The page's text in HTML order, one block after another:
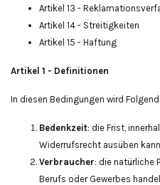
Artikel 13 -
Artikel 14 - Streitigkeiten
Artikel 15 - Haftung
Artikel 1 - Definitionen
In diesen Bedingungen wird
Bedenkzeit: die Frist,
Widerrufsrecht ausüben
Verbraucher: die natürliche
Berufs oder Gewerbes